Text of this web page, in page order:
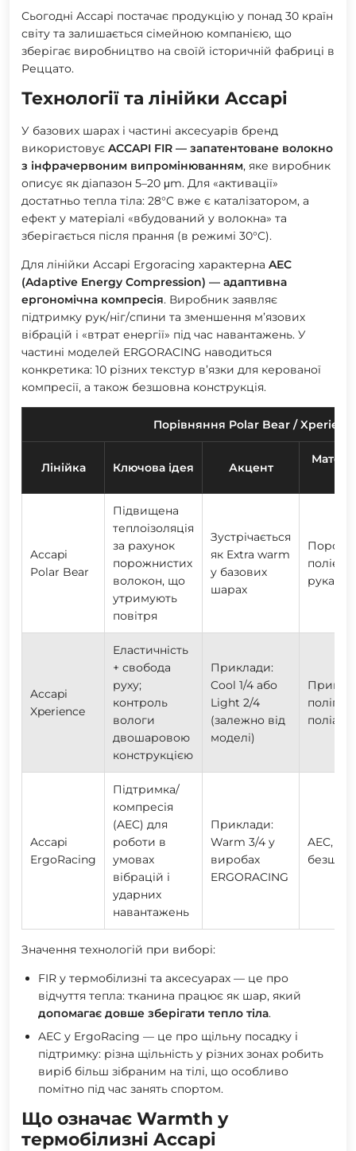
Сьогодні Accapi постачає продукцію у понад 30 країн
світу та залишається сімейною компанією, що
зберігає виробництво на своїй історичній фабриці в
Реццато.
Технології та лінійки Accapi
У базових шарах і частині аксесуарів бренд
використовує ACCAPI FIR — запатентоване волокно
з інфрачервоним випромінюванням, яке виробник
описує як діапазон 5–20 μm. Для «активації»
достатньо тепла тіла: 28°C вже є каталізатором, а
ефект у матеріалі «вбудований у волокна» та
зберігається після прання (в режимі 30°C).
Для лінійки Accapi Ergoracing характерна AEC
(Adaptive Energy Compression) — адаптивна
ергономічна компресія. Виробник заявляє
підтримку рук/ніг/спини та зменшення м’язових
вібрацій і «втрат енергії» під час навантажень. У
частині моделей ERGORACING наводиться
конкретика: 10 різних текстур в’язки для керованої
компресії, а також безшовна конструкція.
Порівняння Polar Bear /
Лінійка Ключова ідея Акцент
Accapi
Polar Bear
Підвищена
теплоізоляція
за рахунок
порожнистих
волокон, що
утримують
повітря
Зустрічається
як Extra warm
у базових
шарах
Accapi
Xperience
Еластичність
+ свобода
руху;
контроль
вологи
двошаровою
конструкцією
Приклади:
Cool 1/4 або
Light 2/4
(залежно від
моделі)
Accapi
ErgoRacing
Підтримка/
компресія
(AEC) для
роботи в
умовах
вібрацій і
ударних
навантажень
Приклади:
Warm 3/4 у
виробах
ERGORACING
AEC,
Значення технологій при виборі:
FIR у термобілизні та аксесуарах — це про
відчуття тепла: тканина працює як шар, який
допомагає довше зберігати тепло тіла.
AEC у ErgoRacing — це про щільну посадку і
підтримку: різна щільність у різних зонах робить
виріб більш зібраним на тілі, що особливо
помітно під час занять спортом.
Що означає Warmth у
термобілизні Accapi